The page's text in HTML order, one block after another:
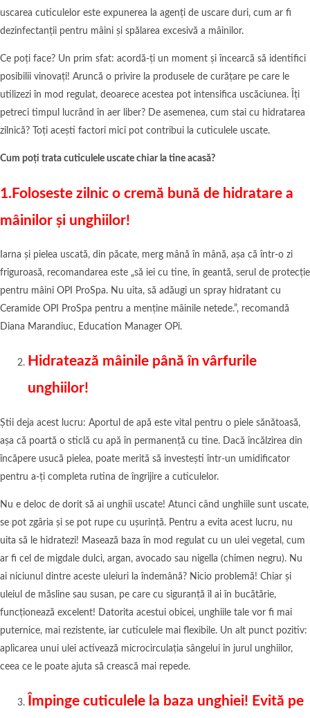
uscarea cuticulelor este expunerea la agenți de uscare duri, cum ar fi
dezinfectanții pentru mâini și spălarea excesivă a mâinilor.
Ce poți face? Un prim sfat: acordă-ți un moment și încearcă să identifici
posibilii vinovați! Aruncă o privire la produsele de curățare pe care le
utilizezi în mod regulat, deoarece acestea pot intensifica uscăciunea. Îți
petreci timpul lucrând în aer liber? De asemenea, cum stai cu hidratarea
zilnică? Toți acești factori mici pot contribui la cuticulele uscate.
Cum poți trata cuticulele uscate chiar la tine acasă?
1.Foloseste zilnic o cremă bună de hidratare a
mâinilor și unghiilor!
Iarna și pielea uscată, din păcate, merg mână în mână, așa că într-o zi
friguroasă, recomandarea este „să iei cu tine, în geantă, serul de protecție
pentru mâini OPI ProSpa. Nu uita, să adăugi un spray hidratant cu
Ceramide OPI ProSpa pentru a menține mâinile netede.”, recomandă
Diana Marandiuc, Education Manager OPi.
Hidratează mâinile până în vârfurile
unghiilor!
Știi deja acest lucru: Aportul de apă este vital pentru o piele sănătoasă,
așa că poartă o sticlă cu apă în permanență cu tine. Dacă încălzirea din
încăpere usucă pielea, poate merită să investești într-un umidificator
pentru a-ți completa rutina de îngrijire a cuticulelor.
Nu e deloc de dorit să ai unghii uscate! Atunci când unghiile sunt uscate,
se pot zgâria și se pot rupe cu ușurință. Pentru a evita acest lucru, nu
uita să le hidratezi! Masează baza în mod regulat cu un ulei vegetal, cum
ar fi cel de migdale dulci, argan, avocado sau nigella (chimen negru). Nu
ai niciunul dintre aceste uleiuri la îndemână? Nicio problemă! Chiar și
uleiul de măsline sau susan, pe care cu siguranță îl ai în bucătărie,
funcționează excelent! Datorita acestui obicei, unghiile tale vor fi mai
puternice, mai rezistente, iar cuticulele mai flexibile. Un alt punct pozitiv:
aplicarea unui ulei activează microcirculația sângelui în jurul unghiilor,
ceea ce le poate ajuta să crească mai repede.
Împinge cuticulele la baza unghiei! Evită pe